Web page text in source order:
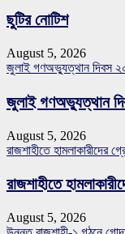
ছুটির নোটিশ
August 5, 2026
জুলাই গণঅভ্যুত্থান দিবস
জুলাই গণঅভ্যুত্থান
August 5, 2026
রাজশাহীতে হামলাকারীদের
রাজশাহীতে
August 5, 2026